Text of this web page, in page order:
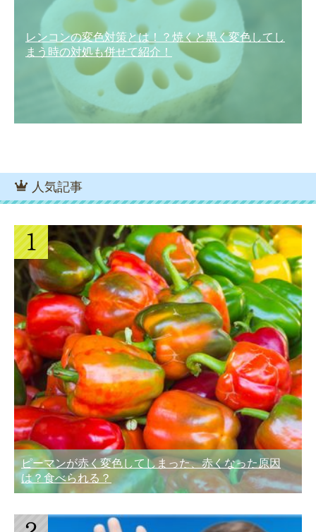
レンコンの変色対策とは！？焼くと黒く変色してし
まう時の対処も併せて紹介！
人気記事
ピーマンが赤く変色してしまった、赤くなった原因
は？食べられる？